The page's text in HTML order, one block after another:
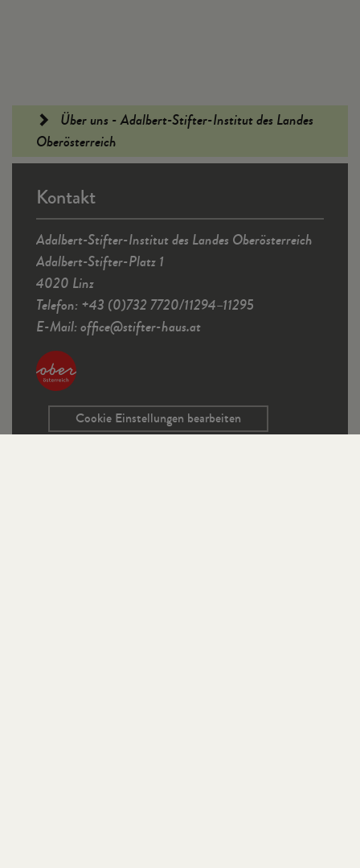
Fußleiste
Über uns - Adalbert-Stifter-Institut des Landes
Oberösterreich
Kontakt
Adalbert-Stifter-Institut des Landes Oberösterreich
Adalbert-Stifter-Platz 1
4020 Linz
Telefon: +43 (0)732 7720/11294–11295
E-Mail:office@stifter-haus.at
Cookie Einstellungen bearbeiten